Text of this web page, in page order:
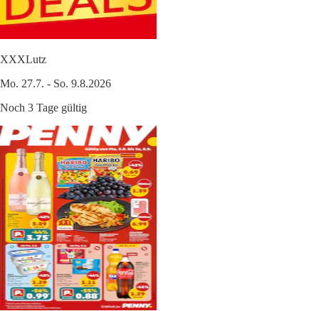
XXXLutz
Mo. 27.7. - So. 9.8.2026
Noch 3 Tage gültig